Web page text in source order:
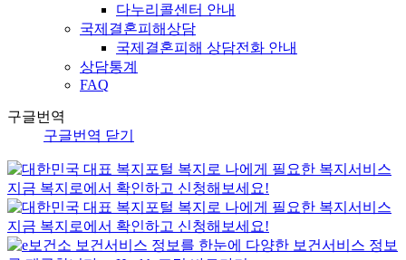
다누리콜센터 안내
국제결혼피해상담
국제결혼피해 상담전화 안내
상담통계
FAQ
구글번역
구글번역 닫기